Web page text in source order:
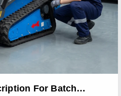
For Batch